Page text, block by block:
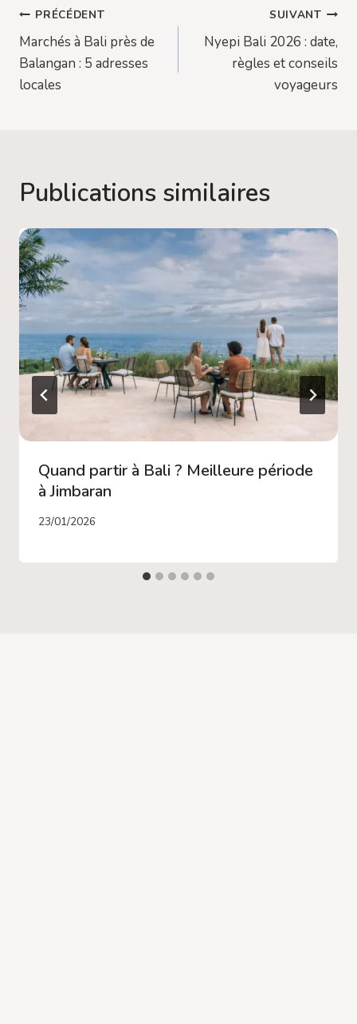
Navigation
de
l’article
PRÉCÉDENT
Marchés à Bali près de
Balangan : 5 adresses
locales
SUIVANT
Nyepi Bali 2026 : date,
règles et conseils
voyageurs
Publications similaires
Quand partir à Bali ? Meilleure période
à Jimbaran
23/01/2026